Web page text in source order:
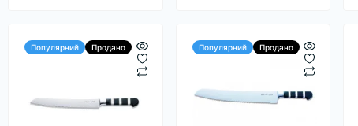
Популярний Продано Популярний Продано